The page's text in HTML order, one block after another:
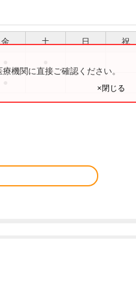
金 土 日 祝
機関に直接ご確認ください。
×閉じる